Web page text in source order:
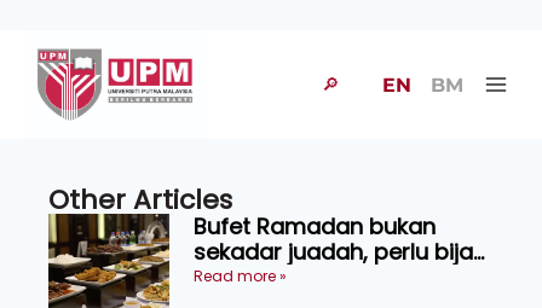
🔎 EN BM
Other Articles
Bufet Ramadan bukan
sekadar juadah, perlu bijak
memilih dan selamat
Read more »